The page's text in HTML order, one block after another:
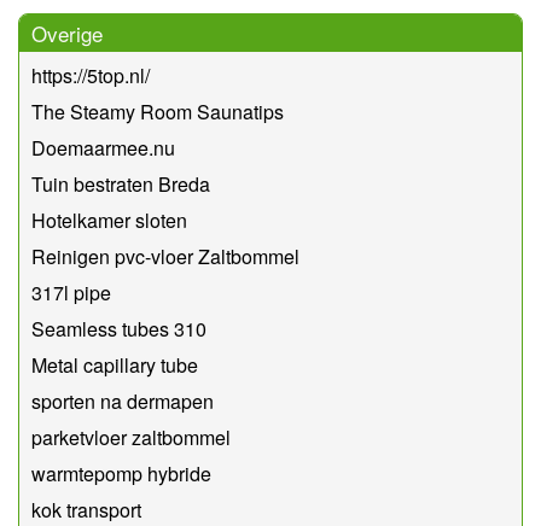
Overige
https://5top.nl/
The Steamy Room Saunatips
Doemaarmee.nu
Tuin bestraten Breda
Hotelkamer sloten
Reinigen pvc-vloer Zaltbommel
317l pipe
Seamless tubes 310
Metal capillary tube
sporten na dermapen
parketvloer zaltbommel
warmtepomp hybride
kok transport